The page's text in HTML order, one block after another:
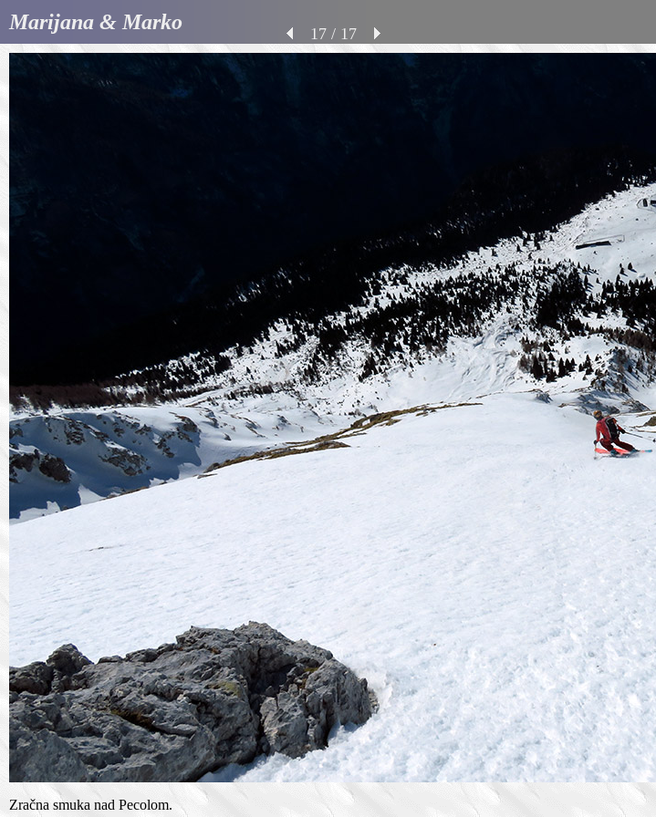
Marijana & Marko 17 / 17
Zračna smuka nad Pecolom.